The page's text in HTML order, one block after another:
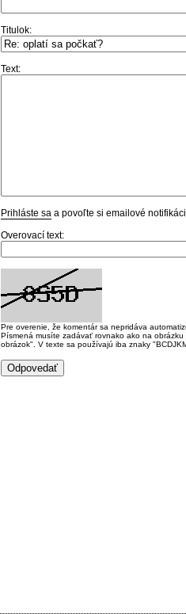
Titulok:
Text:
Prihláste sa a povoľte si emailové
Overovací text:
Pre overenie, že komentár sa nepridáva
Písmená musíte zadávať rovnako ako na
obrázok". V texte sa používajú iba znaky